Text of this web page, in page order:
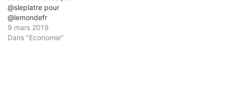
@sleplatre pour
@lemondefr
9 mars 2019
Dans "Economie"